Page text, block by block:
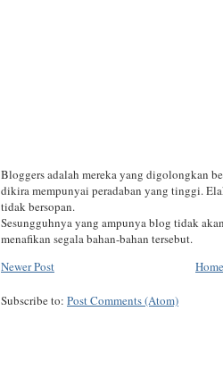
Bloggers adalah mereka yang digolongkan
dikira mempunyai peradaban yang tinggi.
tidak bersopan.
Sesungguhnya yang ampunya blog tidak
menafikan segala bahan-bahan tersebut.
Newer Post
Home
Subscribe to: Post Comments (Atom)